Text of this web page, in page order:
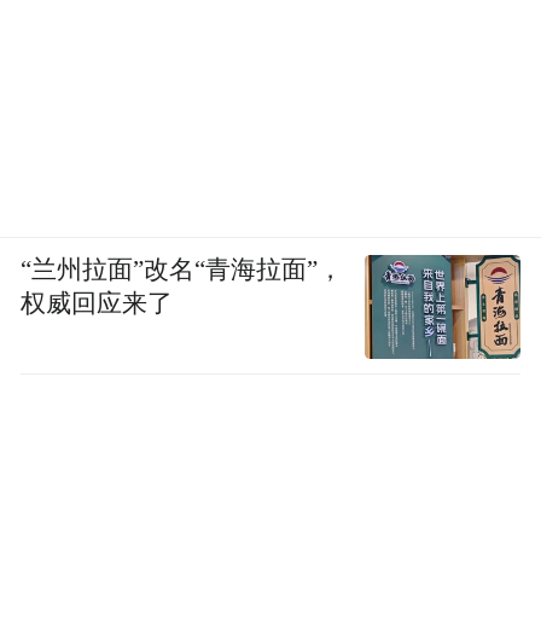
“兰州拉面”改名“青海拉面”，
权威回应来了